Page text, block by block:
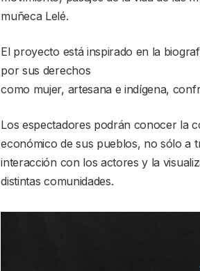
muñeca Lelé.
El proyecto está inspirado en la
por sus derechos
como mujer, artesana e indígena,
Los espectadores podrán conocer la
económico de sus pueblos, no sólo a
interacción con los actores y la
distintas comunidades.